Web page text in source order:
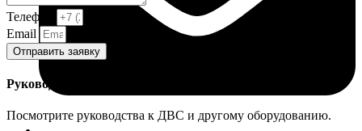
Телефон
Email
Отправить заявку
Руководства и инструкции
Посмотрите руководства к ДВС и другому оборудованию.